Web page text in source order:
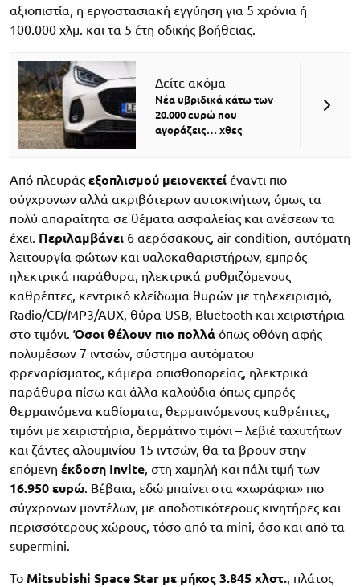
αξιοπιστία, η εργοστασιακή εγγύηση για 5 χρόνια ή
100.000 χλμ. και τα 5 έτη οδικής βοήθειας.
Δείτε ακόμα
Νέα υβριδικά κάτω των
20.000 ευρώ που
αγοράζεις… χθες
Από πλευράς εξοπλισμού μειονεκτεί έναντι πιο
σύγχρονων αλλά ακριβότερων αυτοκινήτων, όμως τα
πολύ απαραίτητα σε θέματα ασφαλείας και ανέσεων τα
έχει. Περιλαμβάνει 6 αερόσακους, air condition, αυτόματη
λειτουργία φώτων και υαλοκαθαριστήρων, εμπρός
ηλεκτρικά παράθυρα, ηλεκτρικά ρυθμιζόμενους
καθρέπτες, κεντρικό κλείδωμα θυρών με τηλεχειρισμό,
Radio/CD/MP3/AUX, θύρα USB, Bluetooth και χειριστήρια
στο τιμόνι. Όσοι θέλουν πιο πολλά όπως οθόνη αφής
πολυμέσων 7 ιντσών, σύστημα αυτόματου
φρεναρίσματος, κάμερα οπισθοπορείας, ηλεκτρικά
παράθυρα πίσω και άλλα καλούδια όπως εμπρός
θερμαινόμενα καθίσματα, θερμαινόμενους καθρέπτες,
τιμόνι με χειριστήρια, δερμάτινο τιμόνι – λεβιέ ταχυτήτων
και ζάντες αλουμινίου 15 ιντσών, θα τα βρουν στην
επόμενη έκδοση Invite, στη χαμηλή και πάλι τιμή των
16.950 ευρώ. Βέβαια, εδώ μπαίνει στα «χωράφια» πιο
σύγχρονων μοντέλων, με αποδοτικότερους κινητήρες και
περισσότερους χώρους, τόσο από τα mini, όσο και από τα
supermini.
To Mitsubishi Space Star με μήκος 3.845 χλστ., πλάτος